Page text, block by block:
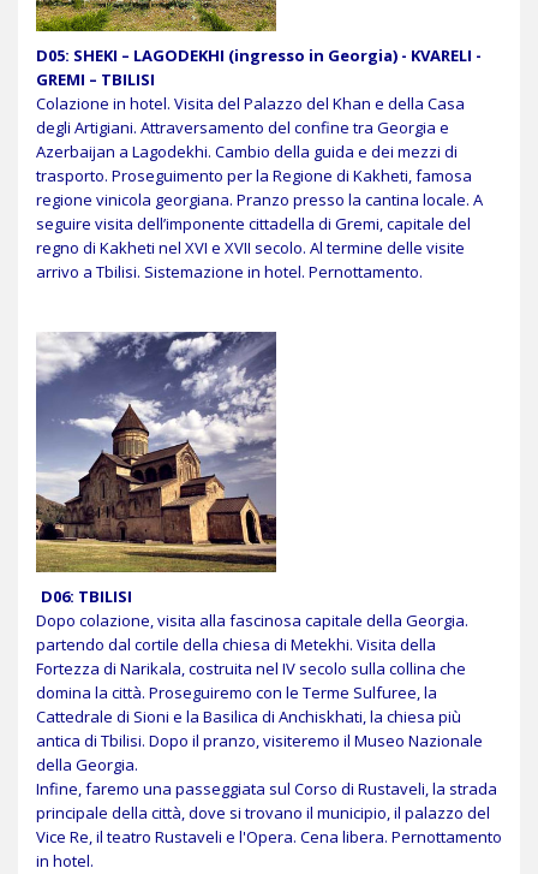
D05: SHEKI – LAGODEKHI (ingresso in Georgia) - KVARELI -
GREMI – TBILISI
Colazione in hotel. Visita del Palazzo del Khan e della Casa
degli Artigiani. Attraversamento del confine tra Georgia e
Azerbaijan a Lagodekhi. Cambio della guida e dei mezzi di
trasporto. Proseguimento per la Regione di Kakheti, famosa
regione vinicola georgiana. Pranzo presso la cantina locale. A
seguire visita dell’imponente cittadella di Gremi, capitale del
regno di Kakheti nel XVI e XVII secolo. Al termine delle visite
arrivo a Tbilisi. Sistemazione in hotel. Pernottamento.
D06: TBILISI
Dopo colazione, visita alla fascinosa capitale della Georgia.
partendo dal cortile della chiesa di Metekhi. Visita della
Fortezza di Narikala, costruita nel IV secolo sulla collina che
domina la città. Proseguiremo con le Terme Sulfuree, la
Cattedrale di Sioni e la Basilica di Anchiskhati, la chiesa più
antica di Tbilisi. Dopo il pranzo, visiteremo il Museo Nazionale
della Georgia.
Infine, faremo una passeggiata sul Corso di Rustaveli, la strada
principale della città, dove si trovano il municipio, il palazzo del
Vice Re, il teatro Rustaveli e l'Opera. Cena libera. Pernottamento
in hotel.